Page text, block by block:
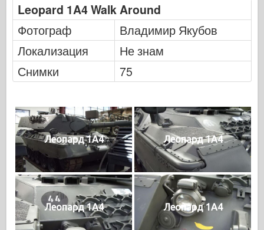
Leopard 1A4 Walk Around
Фотограф
Владимир Якубов
Локализация
Не знам
Снимки
75
Леопард 1А4 Леопард 1А4
Леопард 1А4 Леопард 1А4